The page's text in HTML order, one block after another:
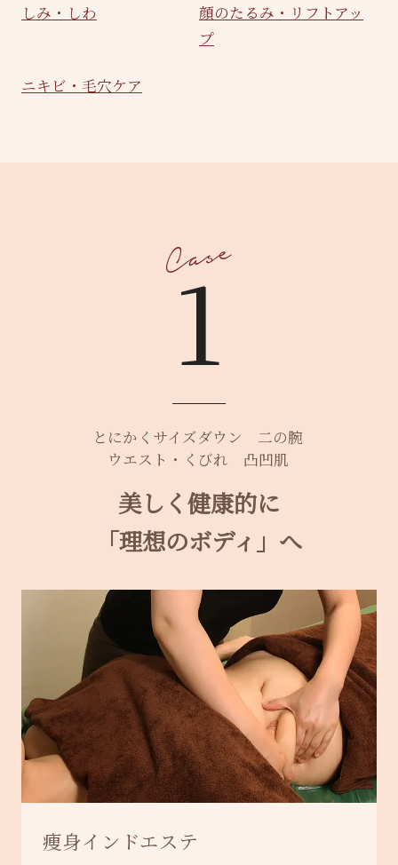
しみ・しわ
顔のたるみ・リフトアッ
プ
ニキビ・毛穴ケア
1
とにかくサイズダウン
二の腕
ウエスト・くびれ
凸凹肌
美しく健康的に
「理想のボディ」へ
痩身インドエステ